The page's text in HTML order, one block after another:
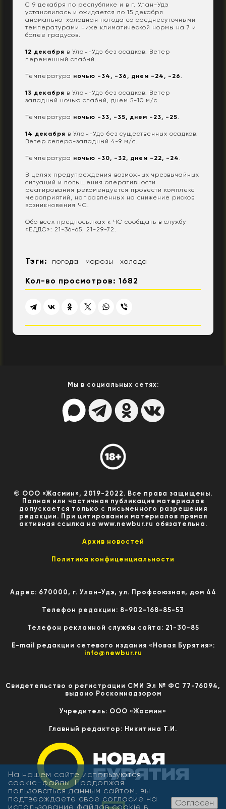
С 9 декабря по республике и в г. Улан-Удэ
установилась и ожидается по 15 декабря
аномально-холодная погода со среднесуточными
температурами ниже климатической нормы на 7 и
более градусов.
12 декабря в Улан-Удэ без осадков. Ветер
переменный слабый.
Температура ночью -34, -36, днем -24, -26
13 декабря в Улан-Удэ без осадков. Ветер
западный ночью слабый, днем 5-10 м/с.
Температура ночью -33, -35, днем -23, -25
14 декабря в Улан-Удэ без существенных осадков.
Ветер северо-западный 4-9 м/с.
Температура ночью -30, -32, днем -22, -24
В целях предупреждения возможных чрезвычайных
ситуаций и повышения оперативности
реагирования рекомендуется провести комплекс
мероприятий, направленных на снижение рисков
возникновения ЧС.
Обо всех предпосылках к ЧС сообщать в службу
«ЕДДС»: 21-36-65, 21-29-72.
Тэги: погода морозы холода
Кол-во просмотров: 1682
Мы в социальных сетях:
© ООО «Жасмин», 2019-2022. Все права защищены.
Полная или частичная публикация материалов
допускается только с письменного разрешения
редакции. При цитировании материалов прямая
активная ссылка на www.newbur.ru обязательна.
Архив новостей
Политика конфиценциальности
Адрес: 670000, г. Улан-Удэ, ул. Профсоюзная, дом 44
Телефон редакции: 8-902-168-85-53
Телефон рекламной службы сайта: 21-30-85
E-mail редакции сетевого издания «Новая Бурятия»:
info@newbur.ru
Свидетельство о регистрации СМИ Эл № ФС 77-76094,
выдано Роскомнадзором
Учредитель: ООО «Жасмин»
Главный редактор: Никитина Т.И.
На нашем сайте используются
cookie-файлы. Продолжая
пользоваться данным сайтом, вы
подтверждаете свое согласие на
использование файлов cookie в
Согласен